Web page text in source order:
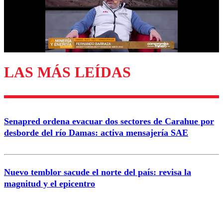
Enviar comentario
LAS MÁS LEÍDAS
Senapred ordena evacuar dos sectores de Carahue por
desborde del río Damas: activa mensajería SAE
Nuevo temblor sacude el norte del país: revisa la
magnitud y el epicentro